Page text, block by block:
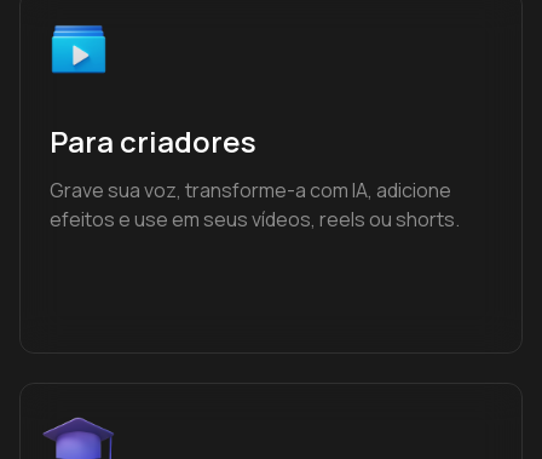
Para criadores
Grave sua voz, transforme-a com IA, adicione
efeitos e use em seus vídeos, reels ou shorts.